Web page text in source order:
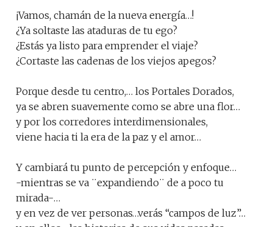
¡Vamos, chamán de la nueva energía…!
¿Ya soltaste las ataduras de tu ego?
¿Estás ya listo para emprender el viaje?
¿Cortaste las cadenas de los viejos apegos?
Porque desde tu centro,… los Portales Dorados,
ya se abren suavemente como se abre una flor…
y por los corredores interdimensionales,
viene hacia ti la era de la paz y el amor…
Y cambiará tu punto de percepción y enfoque…
-mientras se va ¨expandiendo¨ de a poco tu
mirada-…
y en vez de ver personas…verás “campos de luz”…